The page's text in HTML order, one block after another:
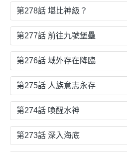
第278話 堪比神級？
第277話 前往九號堡壘
第276話 域外存在降臨
第275話 人族意志永存
第274話 喚醒水神
第273話 深入海底